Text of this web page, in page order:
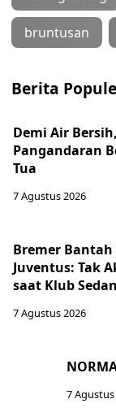
bruntusan
Berita
Demi Air
Pangandaran
Tua
7 Agustus 2026
Bremer
Juventus: Tak
saat Klub
7 Agustus 2026
7